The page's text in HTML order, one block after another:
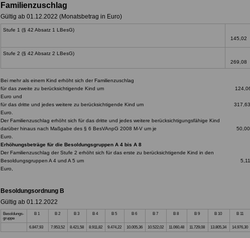
Familienzuschlag
Gültig ab 01.12.2022 (Monatsbetrag in Euro)
Stufe 1 (§ 42 Absatz 1 LBesG)
145,02
Stufe 2 (§ 42 Absatz 2 LBesG)
269,08
Bei mehr als einem Kind erhöht sich der Familienzuschlag
für das zweite zu berücksichtigende Kind um
Euro und
für das dritte und jedes weitere zu berücksichtigende Kind um 317,63
Euro.
Der Familienzuschlag erhöht sich für das dritte und jedes weitere berücksichtigungsfähige Kind
darüber hinaus nach Maßgabe des § 6 BesVAnpG 2008 M-V um je 50,00
Euro.
Erhöhungsbeträge für die Besoldungsgruppen A 4 bis A 8
Der Familienzuschlag der Stufe 2 erhöht sich für das erste zu berücksichtigende Kind in den
Besoldungsgruppen A 4 und A 5 um 5,11
Euro,
Besoldungsordnung B
Gültig ab 01.12.2022
Besoldungs-
gruppe
B 1 B 2 B 3 B 4 B 5 B 6 B 7 B 8 B 9 B 10 B 11
6.847,93 7.953,52 8.421,58 8.911,82 9.474,22 10.005,36 10.522,02 11.060,48 11.729,08 13.805,34 14.976,30